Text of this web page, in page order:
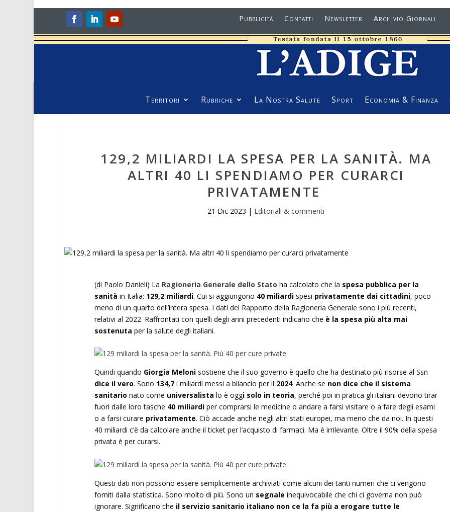
Pubblicità Contatti Newsletter Archivio Giornali
Territori Rubriche La Nostra Salute Sport Economia & Finanza
129,2 MILIARDI LA SPESA PER LA SANITÀ. MA
ALTRI 40 LI SPENDIAMO PER CURARCI
PRIVATAMENTE
21 Dic 2023 | Editoriali & commenti
(di Paolo Danieli) La Ragioneria Generale dello Stato ha calcolato che la spesa pubblica per la
sanità in Italia: 129,2 miliardi. Cui si aggiungono 40 miliardi spesi privatamente dai cittadini, poco
meno di un quarto dell’intera spesa. I dati del Rapporto della Ragioneria Generale sono i più recenti,
relativi al 2022. Raffrontati con quelli degli anni precedenti indicano che è la spesa più alta mai
sostenuta per la salute degli italiani.
Quindi quando Giorgia Melonisostiene che il suo governo è quello che ha destinato più risorse al Ssn
dice il vero. Sono 134,7i miliardi messi a bilancio per il 2024. Anche se non dice che il sistema
sanitario nato come universalista lo è oggi solo in teoria, perché poi in pratica gli italiani devono tirar
fuori dalle loro tasche 40 miliardiper comprarsi le medicine o andare a farsi visitare o a fare degli esami
o a farsi curare privatamente. Ciò accade anche negli altri stati europei, ma meno che da noi. In questi
40 miliardi c’è da calcolare anche il ticket per l’acquisto di farmaci. Ma è irrilevante. Oltre il 90% della spesa
privata è per curarsi.
Questi dati non possono essere semplicemente archiviati come alcuni dei tanti numeri che ci vengono
forniti dalla statistica. Sono molto di più. Sono un segnale inequivocabile che chi ci governa non può
ignorare. Significano che il servizio sanitario italiano non ce la fa più a erogare tutte le